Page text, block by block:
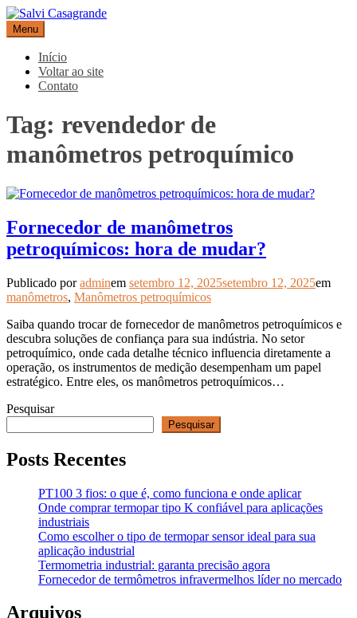
Pular
para
o
conteúdo
Salvi Casagrande
Especialistas em equipamentos de medição e automação
Menu
Início
Voltar ao site
Contato
Tag: revendedor de
manômetros petroquímico
Fornecedor de manômetros
petroquímicos: hora de mudar?
Publicado poradminem setembro 12, 2025setembro 12, 2025em
manômetros, Manômetros petroquímicos
Saiba quando trocar de fornecedor de manômetros petroquímicos e
descubra soluções de confiança para sua indústria. No setor
petroquímico, onde cada detalhe técnico influencia diretamente a
operação, os instrumentos de medição desempenham um papel
estratégico. Entre eles, os manômetros petroquímicos…
Pesquisar
Pesquisar
Posts Recentes
PT100 3 fios: o que é, como funciona e onde aplicar
Onde comprar termopar tipo K confiável para aplicações
industriais
Como escolher o tipo de termopar sensor ideal para sua
aplicação industrial
Termometria industrial: garanta precisão agora
Fornecedor de termômetros infravermelhos líder no mercado
Arquivos